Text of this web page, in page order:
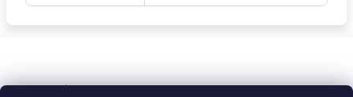
Odebírat newsletter